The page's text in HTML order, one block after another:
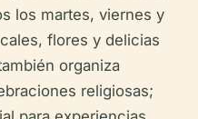
los martes, viernes y
flores y delicias
organiza
religiosas;